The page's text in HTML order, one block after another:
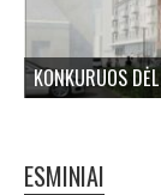
ESMINIAI